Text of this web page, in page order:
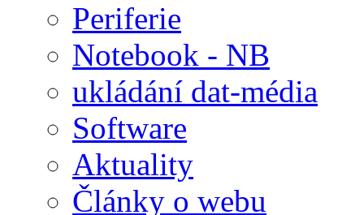
Periferie
Notebook - NB
ukládání dat-média
Software
Aktuality
Články o webu